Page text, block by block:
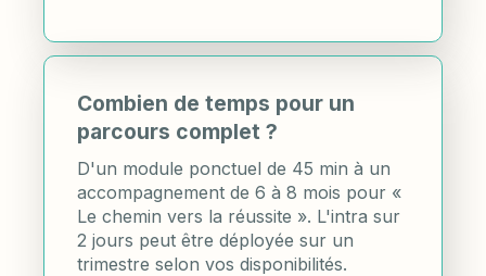
Combien de temps pour un
parcours complet ?
D'un module ponctuel de 45 min à un
accompagnement de 6 à 8 mois pour «
Le chemin vers la réussite ». L'intra sur
2 jours peut être déployée sur un
trimestre selon vos disponibilités.